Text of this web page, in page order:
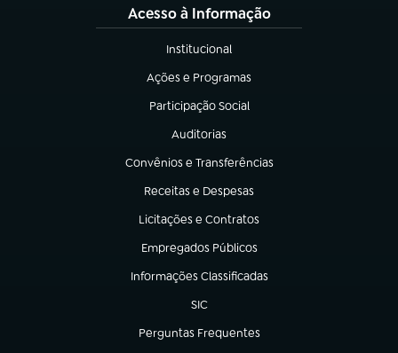
Acesso à Informação
Institucional
(abre em nova aba)
Ações e Programas
(abre em nova aba)
Participação Social
(abre em nova aba)
Auditorias
(abre em nova aba)
Convênios e Transferências
(abre em nova aba)
Receitas e Despesas
(abre em nova aba)
Licitações e Contratos
(abre em nova aba)
Empregados Públicos
(abre em nova aba)
Informações Classificadas
(abre em nova aba)
SIC
(abre em nova aba)
Perguntas Frequentes
(abre em nova aba)